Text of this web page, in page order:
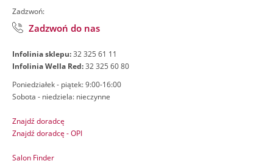
Zadzwoń:
Zadzwoń do nas
Infolinia sklepu:32 325 61 11
Infolinia Wella Red:32 325 60 80
Poniedziałek - piątek: 9:00-16:00
Sobota - niedziela: nieczynne
Znajdź doradcę
Znajdź doradcę - OPI
Salon Finder